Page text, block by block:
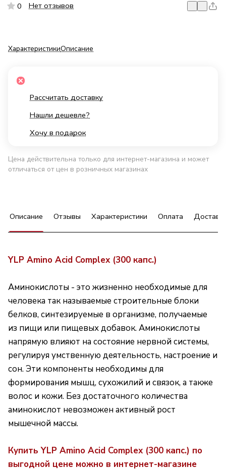
0 Нет отзывов
ХарактеристикиОписание
Рассчитать доставку
Нашли дешевле?
Хочу в подарок
Цена действительна только для интернет-магазина и может
отличаться от цен в розничных магазинах
Описание Отзывы Характеристики Оплата
YLP Amino Acid Complex (300 капс.)
Аминокислоты - это жизненно необходимые для
человека так называемые строительные блоки
белков, синтезируемые в организме, получаемые
из пищи или пищевых добавок. Аминокислоты
напрямую влияют на состояние нервной системы,
регулируя умственную деятельность, настроение и
сон. Эти компоненты необходимы для
формирования мышц, сухожилий и связок, а также
волос и кожи. Без достаточного количества
аминокислот невозможен активный рост
мышечной массы.
Купить YLP Amino Acid Complex (300 капс.) по
выгодной цене можно в интернет-магазине